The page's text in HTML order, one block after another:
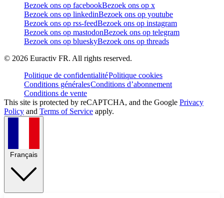
Bezoek ons op facebookBezoek ons op x
Bezoek ons op linkedinBezoek ons op youtube
Bezoek ons op rss-feedBezoek ons op instagram
Bezoek ons op mastodonBezoek ons op telegram
Bezoek ons op blueskyBezoek ons op threads
© 2026 Euractiv FR. All rights reserved.
Politique de confidentialitéPolitique cookies
Conditions généralesConditions d’abonnement
Conditions de vente
This site is protected by reCAPTCHA, and the Google Privacy
Policy and Terms of Service apply.
Français